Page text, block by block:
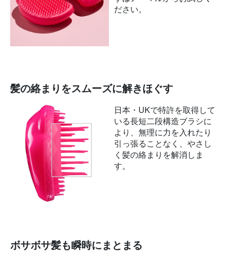
ださい。
髪の絡まりをスムーズに解きほぐす
日本・UKで特許を取得して
いる長短二段構造ブラシに
より、無理に力を入れたり
引っ張ることなく、やさし
く髪の絡まりを解消しま
す。
ボサボサ髪も瞬時にまとまる